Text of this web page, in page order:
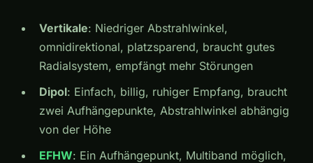
Vertikale: Niedriger Abstrahlwinkel,
omnidirektional, platzsparend, braucht gutes
Radialsystem, empfängt mehr Störungen
Dipol: Einfach, billig, ruhiger Empfang, braucht
zwei Aufhängepunkte, Abstrahlwinkel abhängig
von der Höhe
EFHW: Ein Aufhängepunkt, Multiband möglich,